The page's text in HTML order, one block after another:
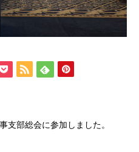
部総会に参加しました。